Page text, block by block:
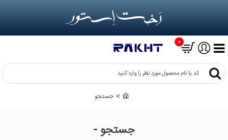
0
کد
جستجو -
e
جستجو